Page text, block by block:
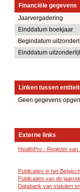
Financiële gegevens
Jaarvergadering
Einddatum boekjaar
Begindatum
Einddatum
Linken tussen
Geen gegevens
Externe links
HealthPro - Register
Publicaties in het
Publicaties van de
Databank van statuten